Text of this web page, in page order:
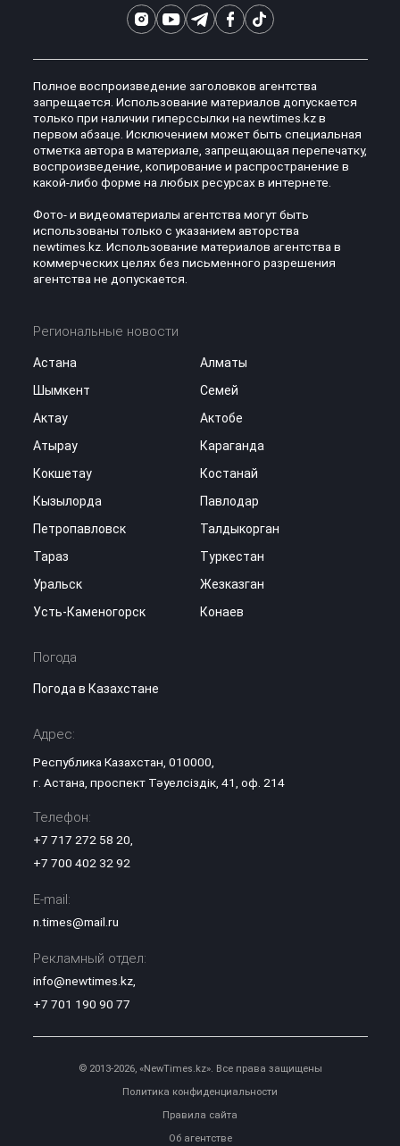
Полное воспроизведение заголовков агентства
запрещается. Использование материалов допускается
только при наличии гиперссылки на newtimes.kz в
первом абзаце. Исключением может быть специальная
отметка автора в материале, запрещающая перепечатку,
воспроизведение, копирование и распространение в
какой-либо форме на любых ресурсах в интернете.
Фото- и видеоматериалы агентства могут быть
использованы только с указанием авторства
newtimes.kz. Использование материалов агентства в
коммерческих целях без письменного разрешения
агентства не допускается.
Региональные новости
Астана
Алматы
Шымкент
Семей
Актау
Актобе
Атырау
Караганда
Кокшетау
Костанай
Кызылорда
Павлодар
Петропавловск
Талдыкорган
Тараз
Туркестан
Уральск
Жезказган
Усть-Каменогорск
Конаев
Погода
Погода в Казахстане
Адрес:
Республика Казахстан, 010000,
г. Астана, проспект Тәуелсіздік, 41, оф. 214
Телефон:
+7 717 272 58 20
+7 700 402 32 92
E-mail:
n.times@mail.ru
Рекламный отдел:
info@newtimes.kz,
+7 701 190 90 77
© 2013-2026, «NewTimes.kz». Все права защищены
Политика конфиденциальности
Правила сайта
Об агентстве